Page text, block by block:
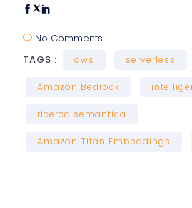
No Comments
TAGS :
aws serverless
Amazon Bedrock
ricerca semantica
Amazon Titan Embeddings